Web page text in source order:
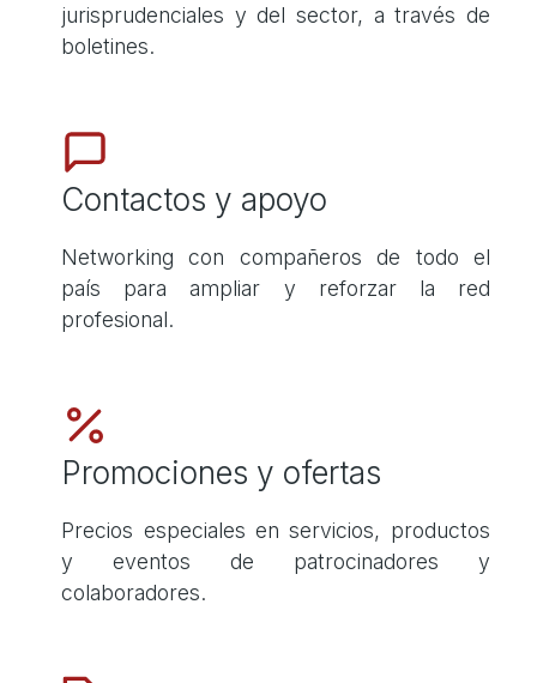
jurisprudenciales y del sector, a través de
boletines.
Contactos y apoyo
Networking con compañeros de todo el
país para ampliar y reforzar la red
profesional.
Promociones y ofertas
Precios especiales en servicios, productos
y eventos de patrocinadores y
colaboradores.